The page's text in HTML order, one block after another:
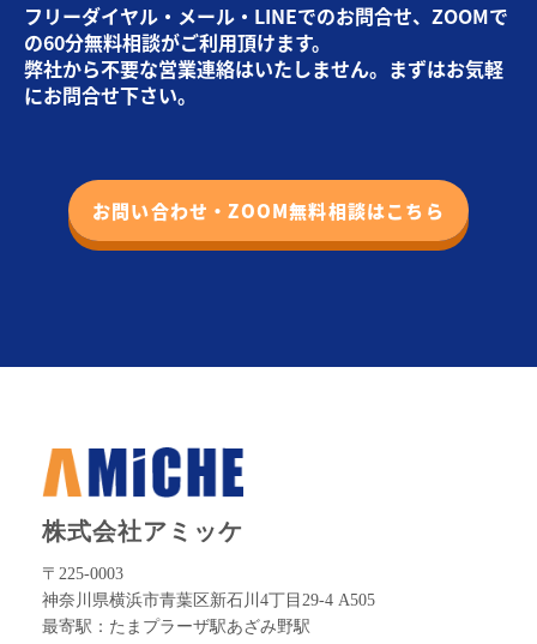
フリーダイヤル・メール・LINEでのお問合せ、ZOOMで
の60分無料相談がご利用頂けます。
弊社から不要な営業連絡はいたしません。まずはお気軽
にお問合せ下さい。
お問い合わせ・ZOOM無料相談はこちら
株式会社アミッケ
〒225-0003
神奈川県横浜市青葉区新石川4丁目29-4 A505
最寄駅：たまプラーザ駅あざみ野駅